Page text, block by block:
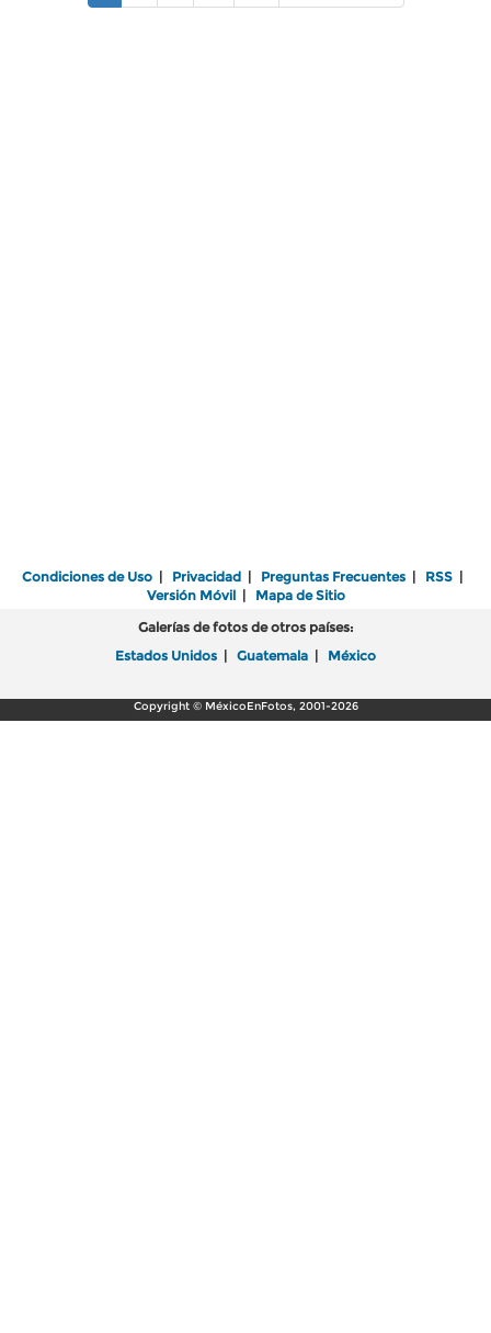
Condiciones de Uso | Privacidad | Preguntas Frecuentes | RSS |
Versión Móvil| Mapa de Sitio
Galerías de fotos de otros países:
Estados Unidos | Guatemala | México
Copyright © MéxicoEnFotos, 2001-2026